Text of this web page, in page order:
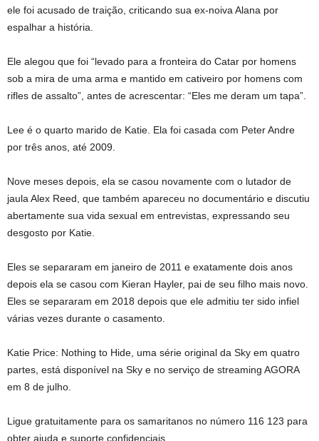
ele foi acusado de traição, criticando sua ex-noiva Alana por
espalhar a história.
Ele alegou que foi “levado para a fronteira do Catar por homens
sob a mira de uma arma e mantido em cativeiro por homens com
rifles de assalto”, antes de acrescentar: “Eles me deram um tapa”.
Lee é o quarto marido de Katie. Ela foi casada com Peter Andre
por três anos, até 2009.
Nove meses depois, ela se casou novamente com o lutador de
jaula Alex Reed, que também apareceu no documentário e discutiu
abertamente sua vida sexual em entrevistas, expressando seu
desgosto por Katie.
Eles se separaram em janeiro de 2011 e exatamente dois anos
depois ela se casou com Kieran Hayler, pai de seu filho mais novo.
Eles se separaram em 2018 depois que ele admitiu ter sido infiel
várias vezes durante o casamento.
Katie Price: Nothing to Hide, uma série original da Sky em quatro
partes, está disponível na Sky e no serviço de streaming AGORA
em 8 de julho.
Ligue gratuitamente para os samaritanos no número 116 123 para
obter ajuda e suporte confidenciais